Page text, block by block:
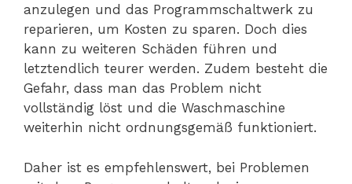
anzulegen und das Programmschaltwerk zu
reparieren, um Kosten zu sparen. Doch dies
kann zu weiteren Schäden führen und
letztendlich teurer werden. Zudem besteht die
Gefahr, dass man das Problem nicht
vollständig löst und die Waschmaschine
weiterhin nicht ordnungsgemäß funktioniert.
Daher ist es empfehlenswert, bei Problemen